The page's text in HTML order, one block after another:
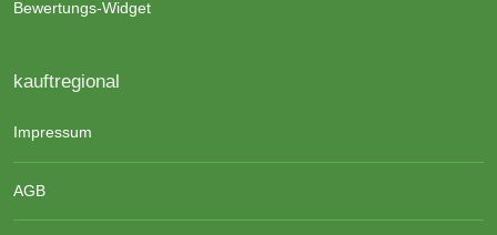
Bewertungs-Widget
kauftregional
Impressum
AGB